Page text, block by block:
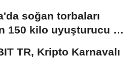
soğan torbaları
150 kilo uyuşturucu ele
TR, Kripto Karnavalı